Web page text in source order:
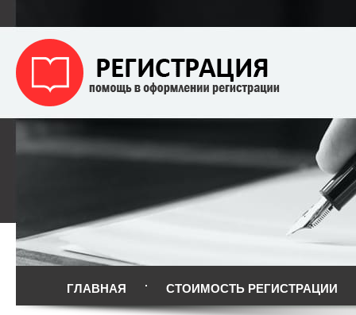
ГЛАВНАЯ СТОИМОСТЬ РЕГИСТРАЦИИ